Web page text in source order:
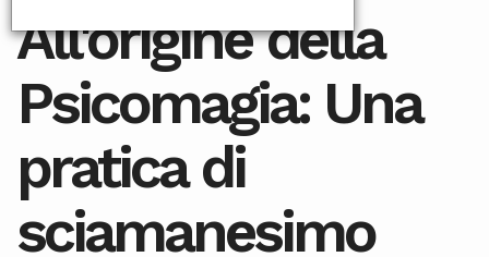
All'origine della
Psicomagia: Una
pratica di
sciamanesimo